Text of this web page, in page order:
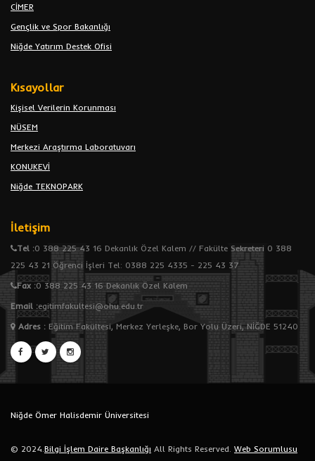
CİMER
Gençlik ve Spor Bakanlığı
Niğde Yatırım Destek Ofisi
Kısayollar
Kişisel Verilerin Korunması
NÜSEM
Merkezi Araştırma Laboratuvarı
KONUKEVİ
Niğde TEKNOPARK
İletişim
Tel :0 388 225 43 16 Dekanlık Özel Kalem // Fakülte Sekreteri 0 388
225 43 21 Öğrenci İşleri Tel: 0388 225 4335 - 225 43 37
Fax :0 388 225 43 16 Dekanlık Özel Kalem
Email :egitimfakultesi@ohu.edu.tr
Adres : Eğitim Fakültesi, Merkez Yerleşke, Bor Yolu Üzeri, NİĞDE 51240
Niğde Ömer Halisdemir Üniversitesi
© 2024. Bilgi İşlem Daire Başkanlığı All Rights Reserved. Web Sorumlusu